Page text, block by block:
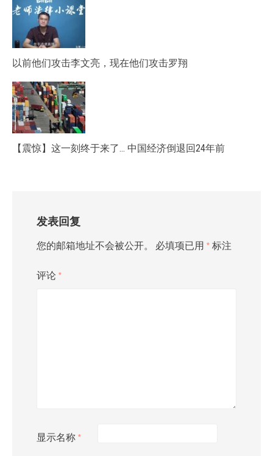
以前他们攻击李文亮，现在他们攻击罗翔
【震惊】这一刻终于来了… 中国经济倒退回24年前
发表回复
您的邮箱地址不会被公开。 必填项已用 * 标注
评论 *
显示名称 *